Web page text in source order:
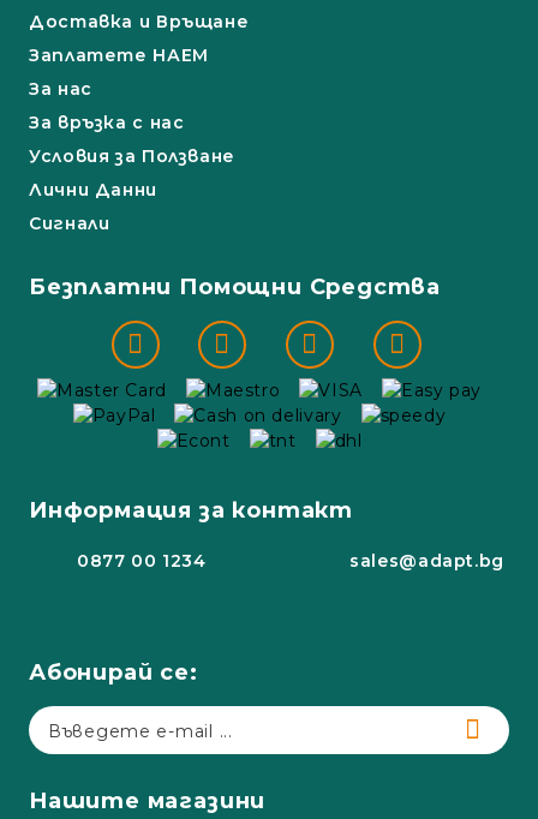
Доставка и Връщане
Заплатете НАЕМ
За нас
За връзка с нас
Условия за Ползване
Лични Данни
Сигнали
Безплатни Помощни Средства
Информация за контакт
0877 00 1234 sales@adapt.bg
Абонирай се:
Нашите магазини